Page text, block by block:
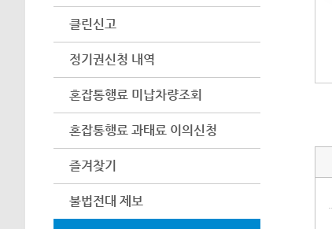
클린신고
정기권신청 내역
혼잡통행료 미납차량조회
혼잡통행료 과태료 이의신청
즐겨찾기
불법전대 제보